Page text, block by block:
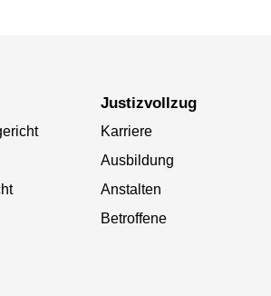
Justizvollzug
Karriere
Ausbildung
Anstalten
Betroffene